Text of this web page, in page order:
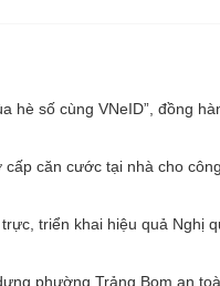
hè số cùng VNeID”, đồng
căn cước tại nhà cho
triển khai hiệu quả Nghị
phường Trảng Bom an